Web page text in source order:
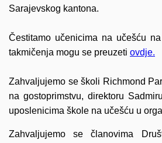
Sarajevskog kantona.
Čestitamo učenicima na učešću
takmičenja mogu se preuzeti ovdje.
Zahvaljujemo se školi Richmond
na gostoprimstvu, direktoru
uposlenicima škole na učešću u
Zahvaljujemo se članovima